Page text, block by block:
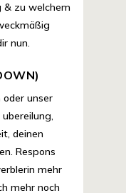
& zu welchem
nun.
oder unser
deinen
Respons
mehr
mehr noch